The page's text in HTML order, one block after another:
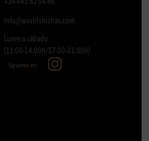
info@worldshishas.com
Lunes a sábado
(11:00-14:00h/17:00-21:00h)
Síguenos en: